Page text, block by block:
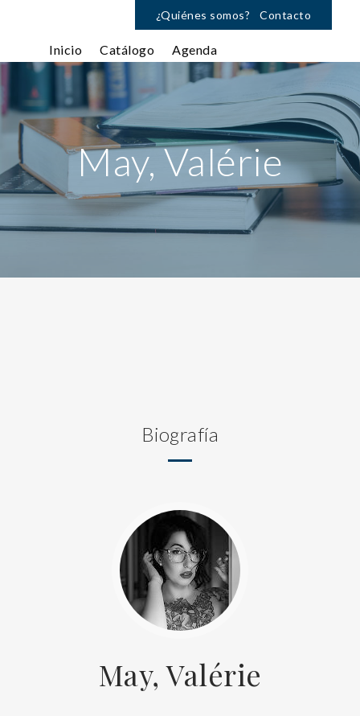
¿Quiénes somos? Contacto
Inicio Catálogo Agenda
May, Valérie
Biografía
May, Valérie